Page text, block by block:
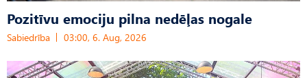
Pozitīvu emociju pilna nedēļas nogale
Sabiedrība 03:00, 6. Aug, 2026